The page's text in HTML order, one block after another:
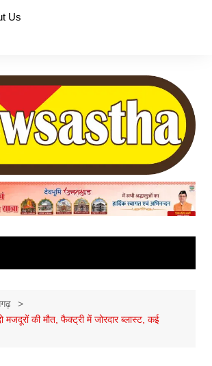
Us
की मौत, फैक्ट्री में जोरदार ब्लास्ट, कई